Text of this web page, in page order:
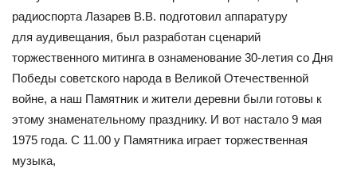
радиоспорта Лазарев В.В. подготовил аппаратуру
для аудивещания, был разработан сценарий
торжественного митинга в ознаменование 30-летия со Дня
Победы советского народа в Великой Отечественной
войне, а наш Памятник и жители деревни были готовы к
этому знаменательному празднику. И вот настало 9 мая
1975 года. С 11.00 у Памятника играет торжественная
музыка,